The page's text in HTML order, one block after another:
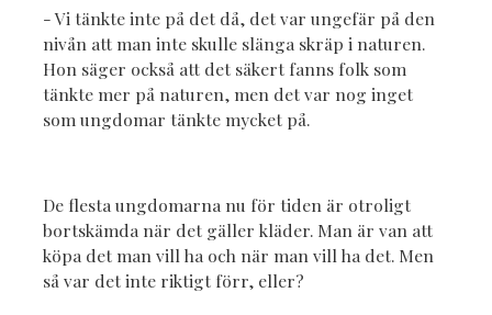
- Vi tänkte inte på det då, det var ungefär på den
nivån att man inte skulle slänga skräp i naturen.
Hon säger också att det säkert fanns folk som
tänkte mer på naturen, men det var nog inget
som ungdomar tänkte mycket på.
De flesta ungdomarna nu för tiden är otroligt
bortskämda när det gäller kläder. Man är van att
köpa det man vill ha och när man vill ha det. Men
så var det inte riktigt förr, eller?